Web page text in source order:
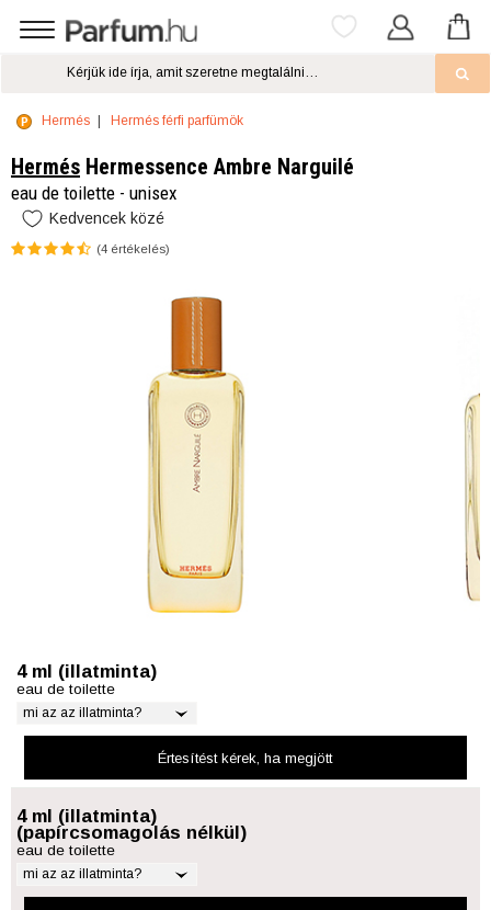
Hermés Hermés férfi parfümök
Hermés Hermessence Ambre Narguilé
eau de toilette - unisex
Kedvencek közé
(4 értékelés)
4 ml (illatminta)
eau de toilette
mi az az illatminta?
Értesítést kérek, ha megjött
4 ml (illatminta)
(papírcsomagolás nélkül)
eau de toilette
mi az az illatminta?